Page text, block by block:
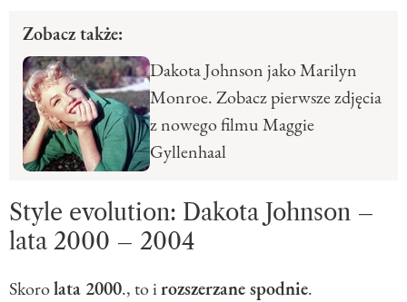
Zobacz także:
Dakota Johnson jako Marilyn
Monroe. Zobacz pierwsze zdjęcia
z nowego filmu Maggie
Gyllenhaal
Style evolution: Dakota Johnson –
lata 2000 – 2004
Skorolata 2000., to irozszerzane spodnie.